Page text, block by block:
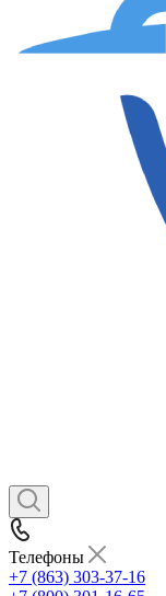
Телефоны
+7 (863) 303-37-16